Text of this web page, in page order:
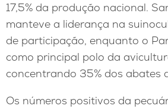
17,5% da produção nacional.
manteve a liderança na
de participação, enquanto o
como principal polo da
concentrando 35% dos abates
Os números positivos da